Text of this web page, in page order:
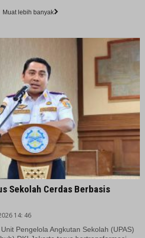
Muat lebih banyak
Sekolah Cerdas Berbasis
14: 46
Pengelola Angkutan Sekolah (UPAS)